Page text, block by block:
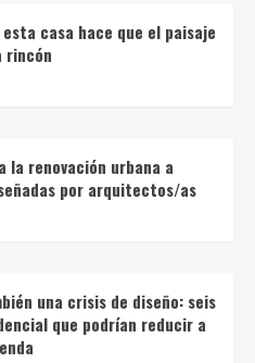
casa hace que el paisaje
rincón
la renovación urbana a
por arquitectos/as
una crisis de diseño: seis
que podrían reducir a